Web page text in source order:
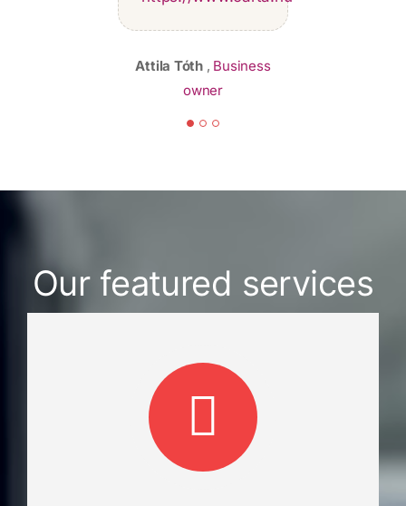
Attila Tóth , Business
owner
Kornélia Grófné P.
Manager, Owner
an individual entrepreneur
Our featured services